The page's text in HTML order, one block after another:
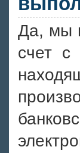
Да, мы
счет с